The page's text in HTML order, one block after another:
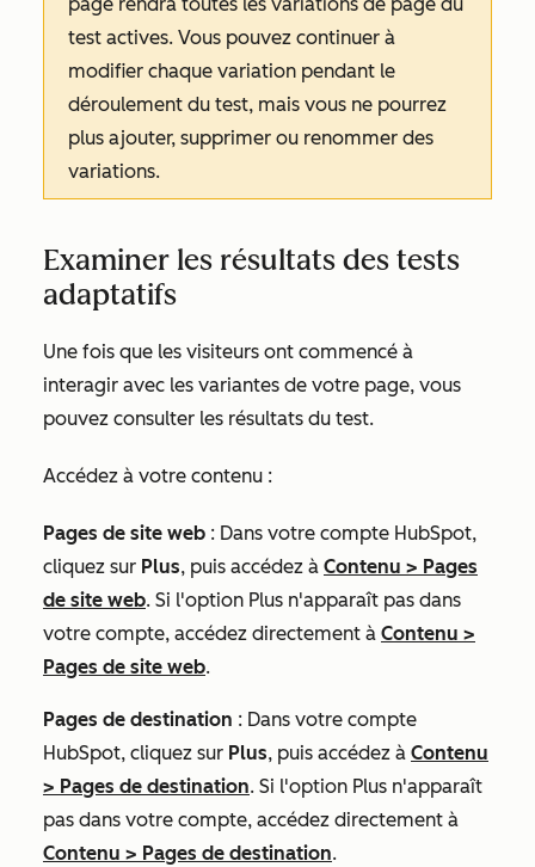
test actives. Vous pouvez continuer à
modifier chaque variation pendant le
déroulement du test, mais vous ne pourrez
plus ajouter, supprimer ou renommer des
variations.
Examiner les résultats des tests
adaptatifs
Une fois que les visiteurs ont commencé à
interagir avec les variantes de votre page, vous
pouvez consulter les résultats du test.
Accédez à votre contenu :
Pages de site web : Dans votre compte HubSpot,
cliquez sur Plus, puis accédez à Contenu > Pages
de site web. Si l'option Plus n'apparaît pas dans
votre compte, accédez directement à Contenu >
Pages de site web.
Pages de destination : Dans votre compte
HubSpot, cliquez sur Plus, puis accédez à Contenu
> Pages de destination. Si l'option Plus n'apparaît
pas dans votre compte, accédez directement à
Contenu > Pages de destination.